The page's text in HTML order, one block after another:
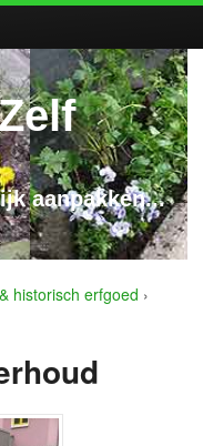
aanpakken...
historisch erfgoed ›